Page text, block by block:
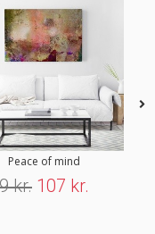
Peace of mind
kr. 107 kr.